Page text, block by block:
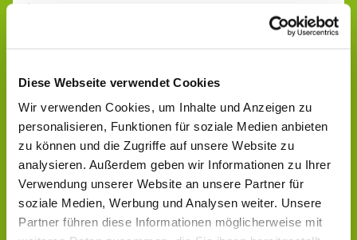
Diese Webseite verwendet Cookies
Wir verwenden Cookies, um Inhalte und Anzeigen zu
personalisieren, Funktionen für soziale Medien anbieten
zu können und die Zugriffe auf unsere Website zu
analysieren. Außerdem geben wir Informationen zu Ihrer
Verwendung unserer Website an unsere Partner für
soziale Medien, Werbung und Analysen weiter. Unsere
Partner führen diese Informationen möglicherweise mit